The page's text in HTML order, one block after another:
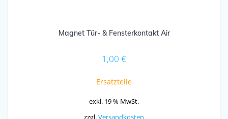
Magnet Tür- & Fensterkontakt Air
1,00 €
Ersatzteile
exkl. 19 % MwSt.
zzgl.Versandkosten